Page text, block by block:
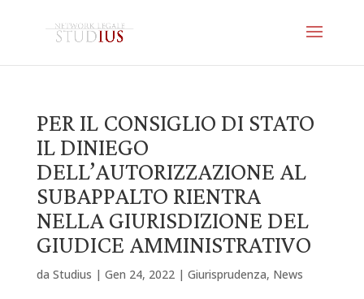
PER IL CONSIGLIO DI STATO
IL DINIEGO
DELL’AUTORIZZAZIONE AL
SUBAPPALTO RIENTRA
NELLA GIURISDIZIONE DEL
GIUDICE AMMINISTRATIVO
da Studius | Gen 24, 2022| Giurisprudenza, News